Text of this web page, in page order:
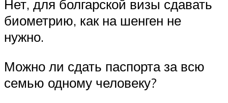
Нет, для болгарской визы сдавать
биометрию, как на шенген не
нужно.
Можно ли сдать паспорта за всю
семью одному человеку?